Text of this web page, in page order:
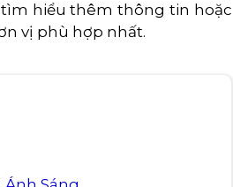
hiểu thêm thông tin hoặc
vị phù hợp nhất.